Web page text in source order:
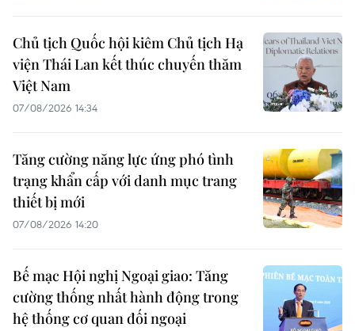
Chủ tịch Quốc hội kiêm Chủ tịch Hạ
viện Thái Lan kết thúc chuyến thăm
Việt Nam
07/08/2026 14:34
Tăng cường năng lực ứng phó tình
trạng khẩn cấp với danh mục trang
thiết bị mới
07/08/2026 14:20
Bế mạc Hội nghị Ngoại giao: Tăng
cường thống nhất hành động trong
hệ thống cơ quan đối ngoại